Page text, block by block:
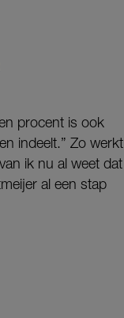
procent is ook
indeelt.” Zo werkt
ik nu al weet dat
al een stap